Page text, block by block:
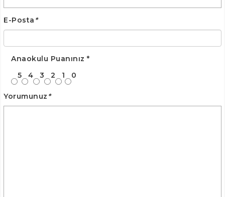
E-Posta *
Anaokulu Puanınız *
5
4 3 2 1 0
Yorumunuz *